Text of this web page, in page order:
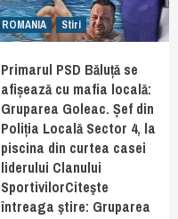
ROMANIA Stiri
Primarul PSD Băluță se
afișează cu mafia locală:
Gruparea Goleac. Șef din
Poliția Locală Sector 4, la
piscina din curtea casei
liderului Clanului
SportivilorCiteşte
întreaga ştire: Gruparea